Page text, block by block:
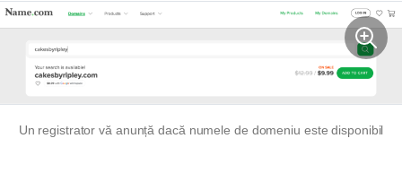
Un registrator vă anunță dacă numele de domeniu este disponibil